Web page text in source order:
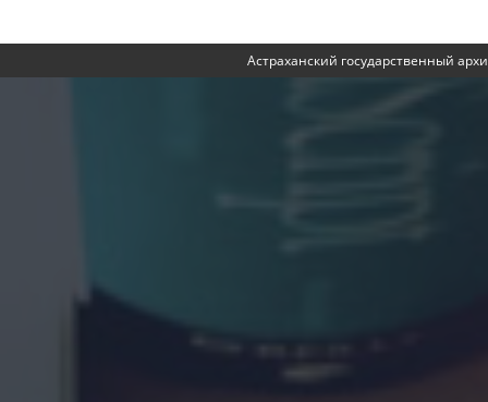
Астраханский государственный